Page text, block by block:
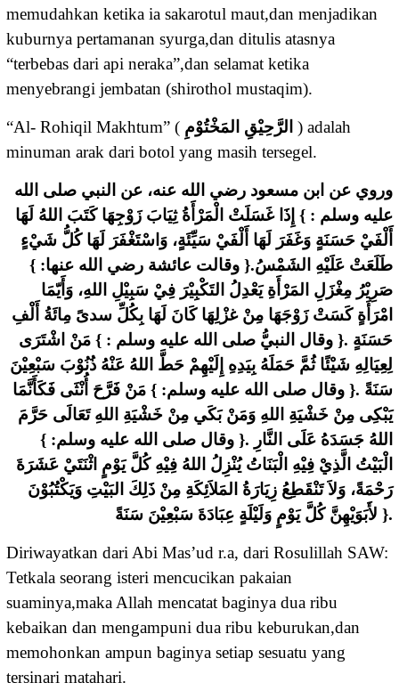
memudahkan ketika ia sakarotul maut,dan menjadikan
kuburnya pertamanan syurga,dan ditulis atasnya
“terbebas dari api neraka”,dan selamat ketika
menyebrangi jembatan (shirothol mustaqim).
“Al- Rohiqil Makhtum” ( ﺍﻟﺮَّﺣِﻴْﻖِ ﺍﻟﻤَﺨْﺘُﻮْﻡِ ) adalah
minuman arak dari botol yang masih tersegel.
ﻭﺭﻭﻱ ﻋﻦ ﺍﺑﻦ ﻣﺴﻌﻮﺩ ﺭﺿﻲ ﺍﻟﻠﻪ ﻋﻨﻪ، ﻋﻦ ﺍﻟﻨﺒﻲ ﺻﻠﻰ ﺍﻟﻠﻪ
ﻋﻠﻴﻪ ﻭﺳﻠﻢ : } ﺇِﺫَﺍ ﻏَﺴَﻠَﺖْ ﺍﻟْﻤَﺮْﺃَﺓُ ﺛِﻴَﺎﺏَ ﺯَﻭْﺟِﻬَﺎ ﻛَﺘَﺐَ ﺍﻟﻠﻪُ ﻟَﻬَﺎ
ﺃَﻟْﻔَﻲْ ﺣَﺴَﻨَﺔٍ ﻭَﻏَﻔَﺮَ ﻟَﻬَﺎ ﺃَﻟْﻔَﻲْ ﺳَﻴِّﺌَﺔٍ، ﻭَﺍﺳْﺘَﻐْﻔَﺮَ ﻟَﻬَﺎ ﻛُﻞُّ ﺷَﻲْﺀٍ
ﻃَﻠَﻌَﺖْ ﻋَﻠَﻴْﻪِ ﺍﻟﺸَﻤْﺲُ.{ ﻭﻗﺎﻟﺖ ﻋﺎﺋﺸﺔ ﺭﺿﻲ ﺍﻟﻠﻪ ﻋﻨﻬﺎ: }
ﺻَﺮِﻳْﺮُ ﻣِﻐْﺰَﻝِ ﺍﻟﻤَﺮْﺃَﺓِ ﻳَﻌْﺪِﻝُ ﺍﻟﺘَﻜْﺒِﻴْﺮَ ﻓِﻲْ ﺳَﺒِﻴْﻞِ ﺍﻟﻠﻪِ، ﻭَﺃَﻳّﻤَﺎ
ﺍﻣْﺮَﺃَﺓٍ ﻛَﺴَﺖْ ﺯَﻭْﺟَﻬَﺎ ﻣِﻦْ ﻏﺰْﻟِﻬَﺎ ﻛَﺎﻥَ ﻟَﻬَﺎ ﺑِﻜُﻞِّ ﺳﺪﻯً ﻣِﺎﺋَﺔُ ﺃَﻟْﻒِ
ﺣَﺴَﻨَﺔٍ .{ ﻭﻗﺎﻝ ﺍﻟﻨﺒﻲُّ ﺻﻠﻰ ﺍﻟﻠﻪ ﻋﻠﻴﻪ ﻭﺳﻠﻢ : } ﻣَﻦْ ﺍﺷْﺘَﺮَﻯ
ﻟِﻌِﻴَﺎﻟِﻪِ ﺷَﻴْﺌًﺎ ﺛُﻢَّ ﺣَﻤَﻠَﻪُ ﺑِﻴَﺪِﻩِ ﺇِﻟَﻴْﻬِﻢْ ﺣَﻂَّ ﺍﻟﻠﻪُ ﻋَﻨْﻪُ ﺫُﻧُﻮْﺏَ ﺳَﺒْﻌِﻴْﻦَ
ﺳَﻨَﺔً .{ ﻭﻗﺎﻝ ﺻﻠﻰ ﺍﻟﻠﻪ ﻋﻠﻴﻪ ﻭﺳﻠﻢ: } ﻣَﻦْ ﻓَﺮَّﺡَ ﺃُﻧْﺜَﻰ ﻓَﻜَﺄَﻧَّﻤَﺎ
ﻳَﺒْﻜِﻰ ﻣِﻦْ ﺧَﺸْﻴَﺔِ ﺍﻟﻠﻪِ ﻭَﻣَﻦْ ﺑَﻜَﻲ ﻣِﻦْ ﺧَﺸْﻴَﺔِ ﺍﻟﻠﻪِ ﺗَﻌَﺎﻟَﻰ ﺣَﺮَّﻡَ
ﺍﻟﻠﻪُ ﺟَﺴَﺪَﻩُ ﻋَﻠَﻰ ﺍﻟﻨَّﺎﺭِ .{ ﻭﻗﺎﻝ ﺻﻠﻰ ﺍﻟﻠﻪ ﻋﻠﻴﻪ ﻭﺳﻠﻢ: }
ﺍﻟْﺒَﻴْﺖُ ﺍﻟَّﺬِﻱْ ﻓِﻴْﻪِ ﺍﻟْﺒَﻨَﺎﺕُ ﻳُﻨْﺰِﻝُ ﺍﻟﻠﻪُ ﻓِﻴْﻪِ ﻛُﻞَّ ﻳَﻮْﻡٍ ﺍﺛْﻨَﺘَﻲْ ﻋَﺸَﺮَﺓَ
ﺭَﺣْﻤَﺔً، ﻭَﻻَ ﺗَﻨْﻘَﻄِﻊُ ﺯِﻳَﺎﺭَﺓُ ﺍﻟﻤَﻼَﺋِﻜَﺔِ ﻣِﻦْ ﺫَﻟِﻚَ ﺍﻟﺒَﻴْﺖِ ﻭَﻳَﻜْﺘُﺒُﻮْﻥَ
ﻷَﺑَﻮَﻳْﻬِﻦَّ ﻛُﻞَّ ﻳَﻮْﻡٍ ﻭَﻟَﻴْﻠَﺔٍ ﻋِﺒَﺎﺩَﺓَ ﺳَﺒْﻌِﻴْﻦَ ﺳَﻨَﺔً }.
Diriwayatkan dari Abi Mas’ud r.a, dari Rosulillah SAW:
Tetkala seorang isteri mencucikan pakaian
suaminya,maka Allah mencatat baginya dua ribu
kebaikan dan mengampuni dua ribu keburukan,dan
memohonkan ampun baginya setiap sesuatu yang
tersinari matahari.